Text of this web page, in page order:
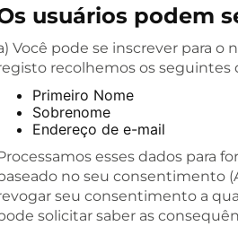
usuários podem
Você pode se inscrever para
recolhemos os seguintes
Primeiro Nome
Sobrenome
Endereço de e-mail
esses dados para
no seu consentimento
seu consentimento a
solicitar saber as